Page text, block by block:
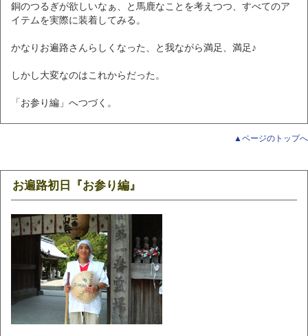
銅のつるぎが欲しいなぁ、と馬鹿なことを考えつつ、すべてのア
イテムを実際に装着してみる。
かなりお遍路さんらしくなった、と我ながら満足、満足♪
しかし大変なのはこれからだった。
「お参り編」へつづく。
▲ページのトップへ
お遍路初日『お参り編』